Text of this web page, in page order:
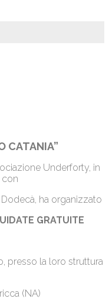
CATANIA”
Underforty, in
ha organizzato
GRATUITE
presso la loro struttura
(NA)